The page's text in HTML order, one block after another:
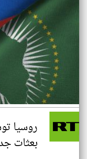
روسيا
بعثات جديدة